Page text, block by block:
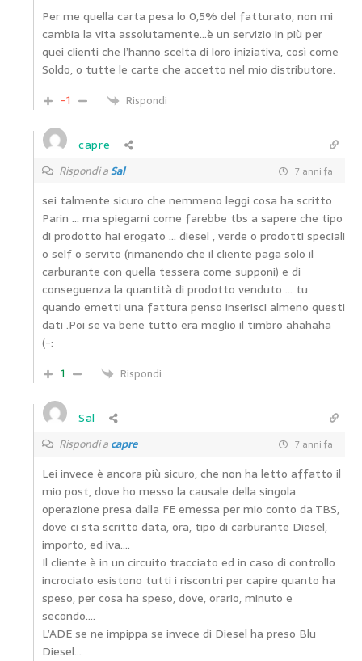
Per me quella carta pesa lo 0,5% del fatturato, non mi
cambia la vita assolutamente…è un servizio in più per
quei clienti che l’hanno scelta di loro iniziativa, così come
Soldo, o tutte le carte che accetto nel mio distributore.
-1
Rispondi
capre
Rispondi aSal 7 anni fa
sei talmente sicuro che nemmeno leggi cosa ha scritto
Parin … ma spiegami come farebbe tbs a sapere che tipo
di prodotto hai erogato … diesel , verde o prodotti speciali
o self o servito (rimanendo che il cliente paga solo il
carburante con quella tessera come supponi) e di
conseguenza la quantità di prodotto venduto … tu
quando emetti una fattura penso inserisci almeno questi
dati .Poi se va bene tutto era meglio il timbro ahahaha
(-:
1
Rispondi
Sal
Rispondi acapre 7 anni fa
Lei invece è ancora più sicuro, che non ha letto affatto il
mio post, dove ho messo la causale della singola
operazione presa dalla FE emessa per mio conto da TBS,
dove ci sta scritto data, ora, tipo di carburante Diesel,
importo, ed iva….
Il cliente è in un circuito tracciato ed in caso di controllo
incrociato esistono tutti i riscontri per capire quanto ha
speso, per cosa ha speso, dove, orario, minuto e
secondo….
L’ADE se ne impippa se invece di Diesel ha preso Blu
Diesel…